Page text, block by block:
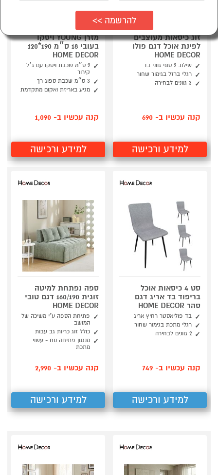
זוג כיסאות מעוצבים
לפינת אוכל דגם פולו
HOME DECOR
שילוב 2 סוגי גווני בד
רגלי ברזל בגימור שחור
3 גוונים לבחירה
קנה עכשיו ב- 690
למידע ורכישה
מזרן YOUNG ויסקו
בעובי 18 ס״מ 190*120
HOME DECOR
2 ס״מ שכבת ויסקו עם ג׳ל
קירור
3 ס״מ שכבת ספוג רך
מגיע באריזת ואקום מתקדמת
קנה עכשיו ב- 1,090
למידע ורכישה
סט 4 כיסאות אוכל
בריפוד בד אריג דגם
סהר HOME DECOR
בד פוליאסטר רחיץ אריג
רגלי מתכת בגימור שחור
2 גוונים לבחירה
קנה עכשיו ב- 749
למידע ורכישה
ספה נפתחת למיטה
זוגית 160/190 דגם טובי
HOME DECOR
פתיחת הספה ע"י משיכה של
המושב
כולל זוג כריות גב עבות
מנגנון פתיחה נוח - עשוי
מתכת
קנה עכשיו ב- 2,990
למידע ורכישה